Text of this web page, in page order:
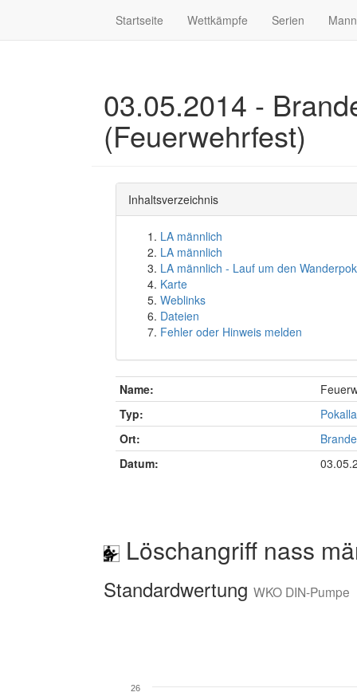
Startseite Wettkämpfe Serien
03.05.2014 -
(Feuerwehrfest)
Inhaltsverzeichnis
LA männlich
LA männlich
LA männlich - Lauf um den
Karte
Weblinks
Dateien
Fehler oder Hinweis melden
Name:
Typ:
Ort:
Datum:
Löschangriff nass
Standardwertung WKO DIN-Pumpe
26